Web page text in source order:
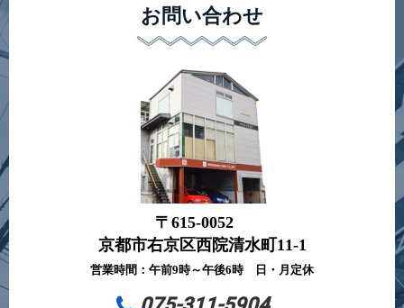
お問い合わせ
〒615-0052
京都市右京区西院清水町11-1
営業時間：午前9時～午後6時 日・月定休